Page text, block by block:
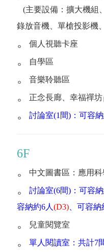
(主要設備：擴大機組
錄放音機、單槍投影機
。 個人視聽卡座
。 自學區
。 音樂聆聽區
。 正念長廊、幸福禪坊
。 討論室(1間)：可容納
6F
。
中文圖書區：應用科
。 討論室(6間)：可容納
容納約6人 (D3) 、可容納
。 兒童閱覽室
。 單人閱讀室：共計7